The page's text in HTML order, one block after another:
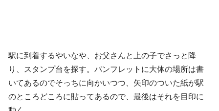
駅に到着するやいなや、お父さんと上の子でさっと降
り、スタンプ台を探す。パンフレットに大体の場所は書
いてあるのでそっちに向かいつつ、矢印のついた紙が駅
のところどころに貼ってあるので、最後はそれを目印に